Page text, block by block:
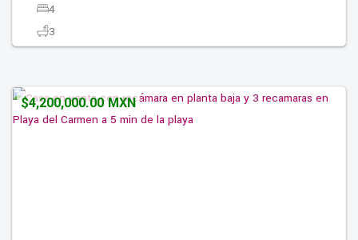
4
3
$4,200,000.00 MXN